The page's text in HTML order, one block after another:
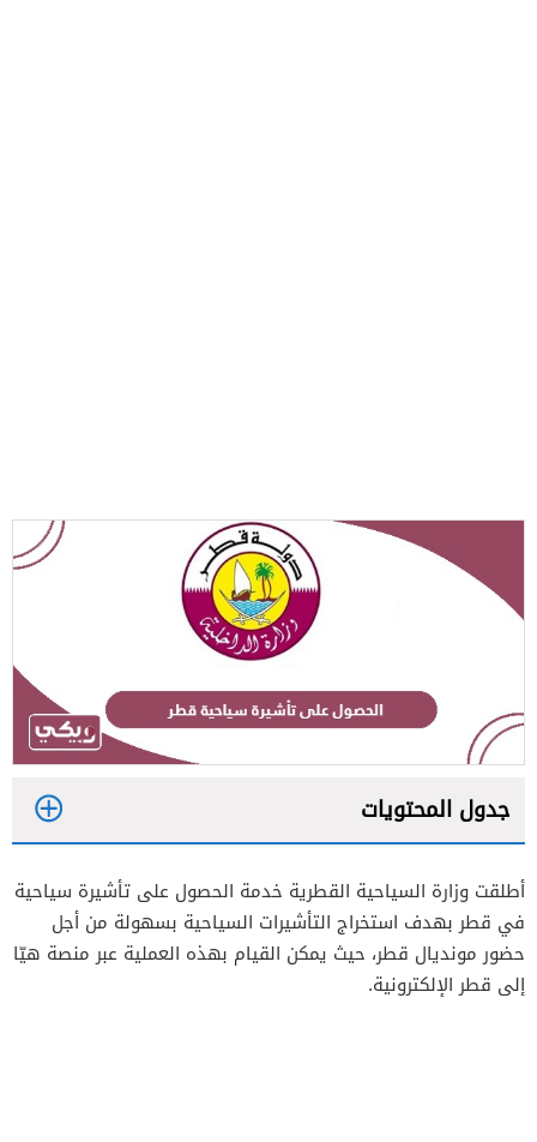
جدول المحتويات
1.1 طريقة الحصول على تأشيرة سياحية عبر تطبيق
هيّا قطر
2
أطلقت وزارة السياحية القطرية خدمة الحصول على تأشيرة سياحية
في قطر بهدف استخراج التأشيرات السياحية بسهولة من أجل
حضور مونديال قطر، حيث يمكن القيام بهذه العملية عبر منصة هيّا
إلى قطر الإلكترونية.